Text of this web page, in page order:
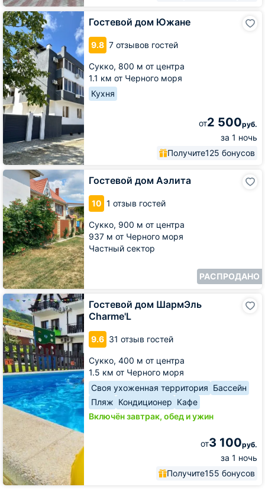
Гостевой дом Южане
9.8 7 отзывов гостей
Сукко, 800 м от центра
1.1 км от Черного моря
Кухня
от2 500руб.
за 1 ночь
Получите125 бонусов
Гостевой
дом
Южане
Гостевой дом Аэлита
10 1 отзыв гостей
Сукко, 900 м от центра
937 м от Черного моря
Частный сектор
РАСПРОДАНО
Гостевой
Гостевой дом ШармЭль
Charme'L
9.6 31 отзыв гостей
Сукко, 400 м от центра
1.5 км от Черного моря
Своя ухоженная территория Бассейн
Пляж Кондиционер Кафе
Включён завтрак, обед и ужин
от3 100руб.
за 1 ночь
Получите155 бонусов
Гостевой
дом
ШармЭль
Charme'L